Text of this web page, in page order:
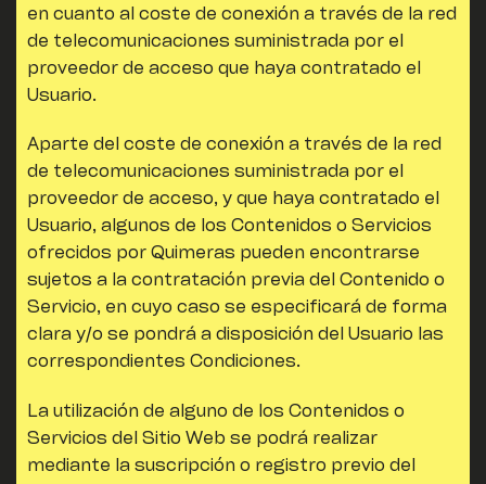
en cuanto al coste de conexión a través de la red
de telecomunicaciones suministrada por el
proveedor de acceso que haya contratado el
Usuario.
Aparte del coste de conexión a través de la red
de telecomunicaciones suministrada por el
proveedor de acceso, y que haya contratado el
Usuario, algunos de los Contenidos o Servicios
ofrecidos por Quimeras pueden encontrarse
sujetos a la contratación previa del Contenido o
Servicio, en cuyo caso se especificará de forma
clara y/o se pondrá a disposición del Usuario las
correspondientes Condiciones.
La utilización de alguno de los Contenidos o
Servicios del Sitio Web se podrá realizar
mediante la suscripción o registro previo del